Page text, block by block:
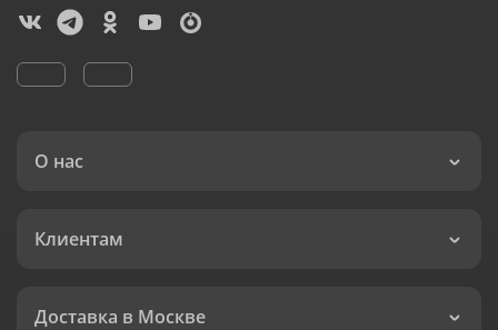
О нас
Клиентам
Доставка в Москве